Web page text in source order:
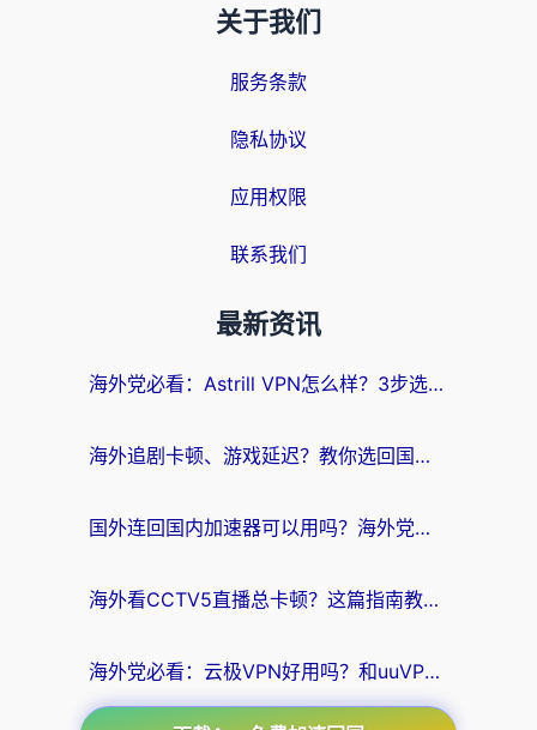
关于我们
服务条款
隐私协议
应用权限
联系我们
最新资讯
海外党必看：Astrill VPN怎么样？3步选对回国加速器实现无缝刷剧玩游戏
海外追剧卡顿、游戏延迟？教你选回国加速器，附免费加速器试用一小时福利
国外连回国内加速器可以用吗？海外党亲测实用指南，解决追剧游戏卡顿难题
海外看CCTV5直播总卡顿？这篇指南教你选对回国加速器，无缝刷国内资源
海外党必看：云极VPN好用吗？和uuVPN对比哪个回国效果更好？附真实体验+避坑指南